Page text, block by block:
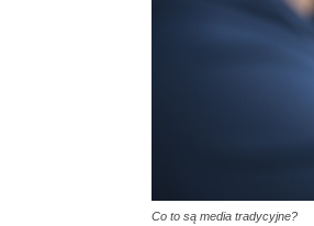
Co to są media tradycyjne?